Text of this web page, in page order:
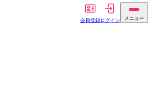
会員登録ログイン メニュー